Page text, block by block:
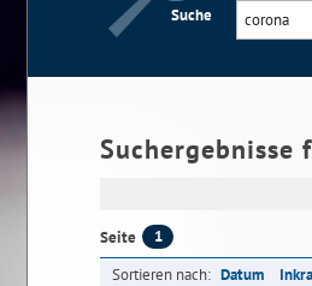
Suche
Suchergebnisse
Seite 1
Sortieren nach: Datum